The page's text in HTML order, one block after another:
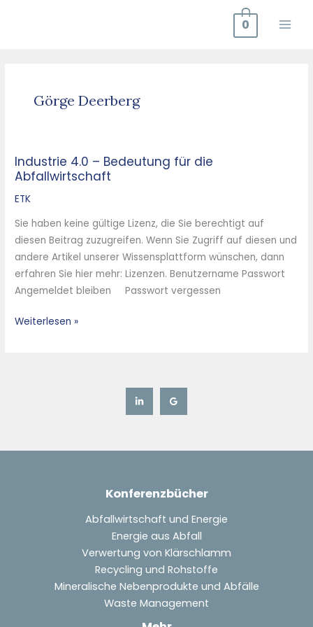
0
Görge Deerberg
Industrie 4.0 – Bedeutung für die
Abfallwirtschaft
ETK
Sie haben keine gültige Lizenz, die Sie berechtigt auf
diesen Beitrag zuzugreifen. Wenn Sie Zugriff auf diesen und
andere Artikel unserer Wissensplattform wünschen, dann
erfahren Sie hier mehr: Lizenzen. Benutzername Passwort
Angemeldet bleiben Passwort vergessen
Industrie
4.0
–
für
die
Abfallwirtschaft
Weiterlesen »
Konferenzbücher
Abfallwirtschaft und Energie
Energie aus Abfall
Verwertung von Klärschlamm
Recycling und Rohstoffe
Mineralische Nebenprodukte und Abfälle
Waste Management